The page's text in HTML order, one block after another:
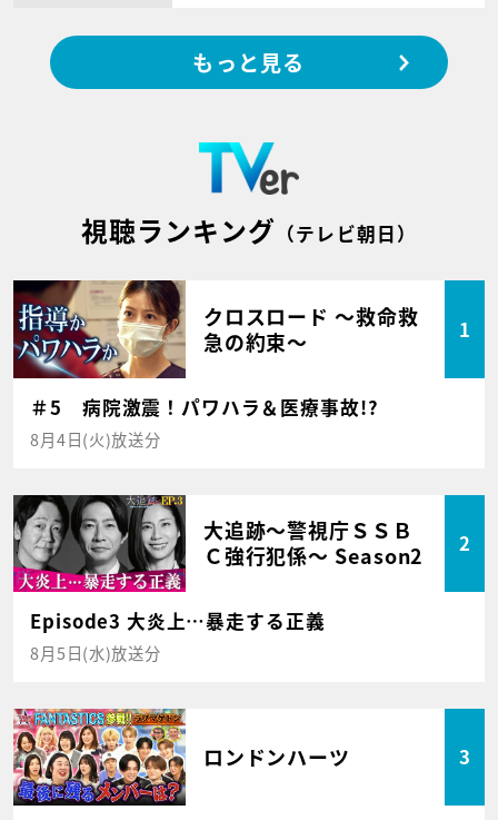
もっと見る
視聴ランキング （テレビ朝日）
クロスロード ～救命救
急の約束～
1
＃5 病院激震！パワハラ＆医療事故!?
8月4日(火)放送分
大追跡～警視庁ＳＳＢ
Ｃ強行犯係～ Season2
2
Episode3 大炎上…暴走する正義
8月5日(水)放送分
ロンドンハーツ 3